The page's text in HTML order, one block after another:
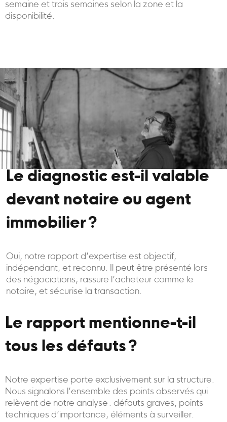
semaine et trois semaines selon la zone et la
disponibilité.
Le diagnostic est-il valable
devant notaire ou agent
immobilier ?
Oui, notre rapport d’expertise est objectif,
indépendant, et reconnu. Il peut être présenté lors
des négociations, rassure l’acheteur comme le
notaire, et sécurise la transaction.
Le rapport mentionne-t-il
tous les défauts ?
Notre expertise porte exclusivement sur la structure.
Nous signalons l’ensemble des points observés qui
relèvent de notre analyse : défauts graves, points
techniques d’importance, éléments à surveiller.